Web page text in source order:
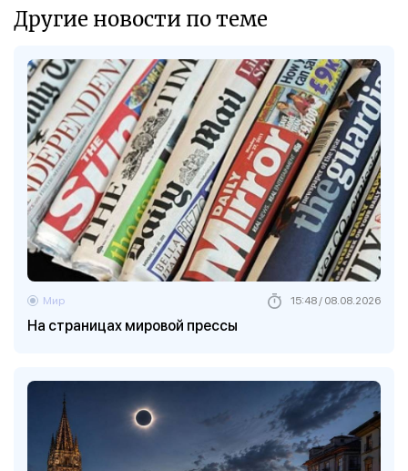
Другие новости по теме
На страницах мировой прессы
Мир 15:48 / 08.08.2026